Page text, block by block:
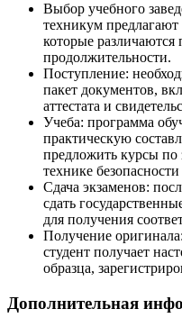
Выбор учебного
техникум
которые
продолжительности.
Поступление:
пакет документов,
аттестата и
Учеба: программа
практическую
предложить курсы
технике
Сдача экзаменов:
сдать
для получения
Получение
студент получает
образца,
Дополнительная